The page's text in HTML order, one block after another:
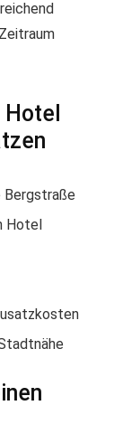
Bergstraße
Hotel